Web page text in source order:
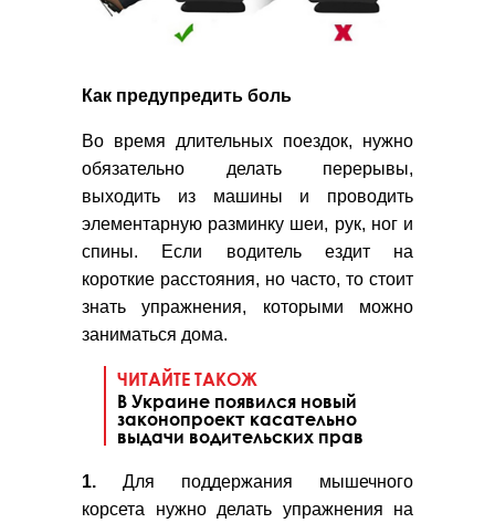
Как предупредить боль
Во время длительных поездок, нужно
обязательно делать перерывы,
выходить из машины и проводить
элементарную разминку шеи, рук, ног и
спины. Если водитель ездит на
короткие расстояния, но часто, то стоит
знать упражнения, которыми можно
заниматься дома.
ЧИТАЙТЕ ТАКОЖ
В Украине появился новый
законопроект касательно
выдачи водительских прав
1. Для поддержания мышечного
корсета нужно делать упражнения на